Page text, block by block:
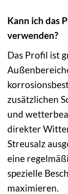
Kann ich das
verwenden?
Das Profil ist
zusätzlichen
und
direkter
Streusalz
eine
spezielle
maximieren.